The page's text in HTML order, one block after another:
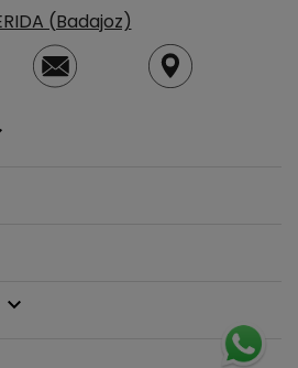
(Badajoz)
keyboard_arrow_down